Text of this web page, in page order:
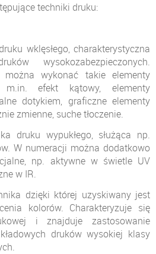
techniki druku:
wklęsłego, charakterystyczna
wysokozabezpieczonych.
wykonać takie elementy
m.in. efekt kątowy, elementy
dotykiem, graficzne elementy
zmienne, suche tłoczenie.
druku wypukłego, służąca np.
W numeracji można dodatkowo
np. aktywne w świetle UV
w IR.
dzięki której uzyskiwany jest
kolorów. Charakteryzuje się
i znajduje zastosowanie
druków wysokiej klasy